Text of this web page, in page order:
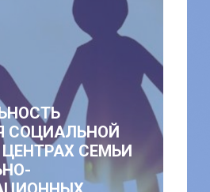
СОЦИАЛЬНОЙ
СЕМЬИ